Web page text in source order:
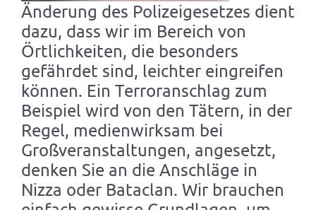
Änderung des Polizeigesetzes dient
dazu, dass wir im Bereich von
Örtlichkeiten, die besonders
gefährdet sind, leichter eingreifen
können. Ein Terroranschlag zum
Beispiel wird von den Tätern, in der
Regel, medienwirksam bei
Großveranstaltungen, angesetzt,
denken Sie an die Anschläge in
Nizza oder Bataclan. Wir brauchen